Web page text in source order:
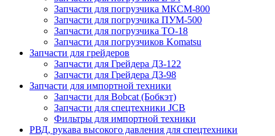
Запчасти для погрузчика МКСМ-800
Запчасти для погрузчика ПУМ-500
Запчасти для погрузчика ТО-18
Запчасти для погрузчиков Komatsu
Запчасти для грейдеров
Запчасти для Грейдера ДЗ-122
Запчасти для Грейдера ДЗ-98
Запчасти для импортной техники
Запчасти для Bobcat (Бобкэт)
Запчасти для спецтехники JCB
Фильтры для импортной техники
РВД, рукава высокого давления для спецтехники